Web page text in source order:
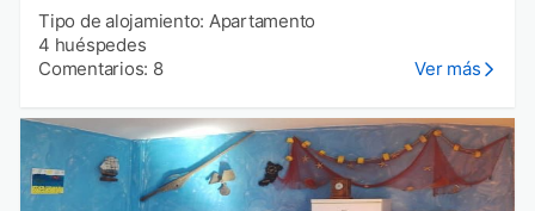
Tipo de alojamiento: Apartamento
4 huéspedes
Comentarios: 8
Ver más